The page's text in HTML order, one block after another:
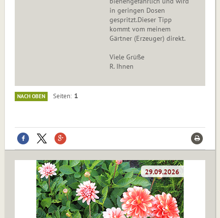
in geringen Dosen
gespritzt.Dieser Tipp
kommt vom meinem
Gärtner (Erzeuger) direkt.
Viele Grüße
R. Ihnen
NACH OBEN Seiten 1